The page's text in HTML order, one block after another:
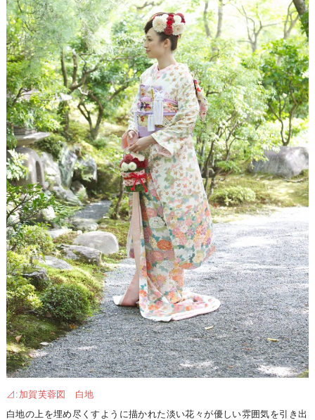
⊿:加賀芙蓉図 白地
白地の上を埋め尽くすように描かれた淡い花々が優しい雰囲気を引き出